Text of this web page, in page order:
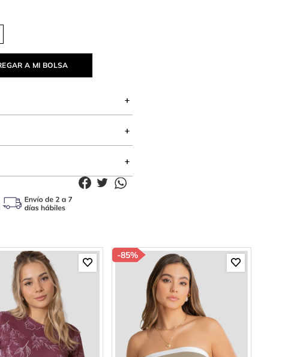
A MI BOLSA
-85%